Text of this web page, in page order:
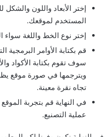
إختر الأبعاد واللون والشكل
المستخدم لموقعك.
إختر نوع الخط واللغة سواء
قم بكتابة الأوامر البرمجية
سوف تقوم بكتابة الأكواد
ويترجمها في صورة موقع
تجاه نقرة معينة.
في النهاية قم بتجربة
عملية التصنيع.